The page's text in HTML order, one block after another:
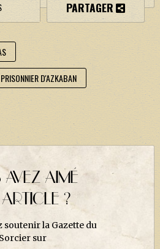
PARTAGER
D'AZKABAN
AVEZ AIMÉ
?
soutenir la Gazette du
Sorcier sur